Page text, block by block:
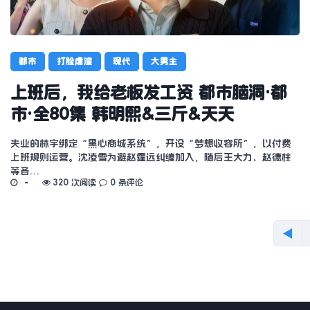
都市 打脸虐渣 现代 大男主
上班后，我给老板发工资 都市脑洞·都
市·全80集 韩明熙&三斤&天天
失业的林宇绑定“黑心商城系统”，开设“梦想收容所”，以付费
上班规则运营。沈凌雪为避赵霆远纠缠加入，随后王大力、赵德柱
等各…
320 次阅读 0 条评论
◀